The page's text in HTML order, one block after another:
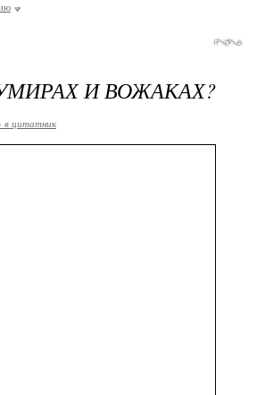
И ВОЖАКАХ?
в цитатник